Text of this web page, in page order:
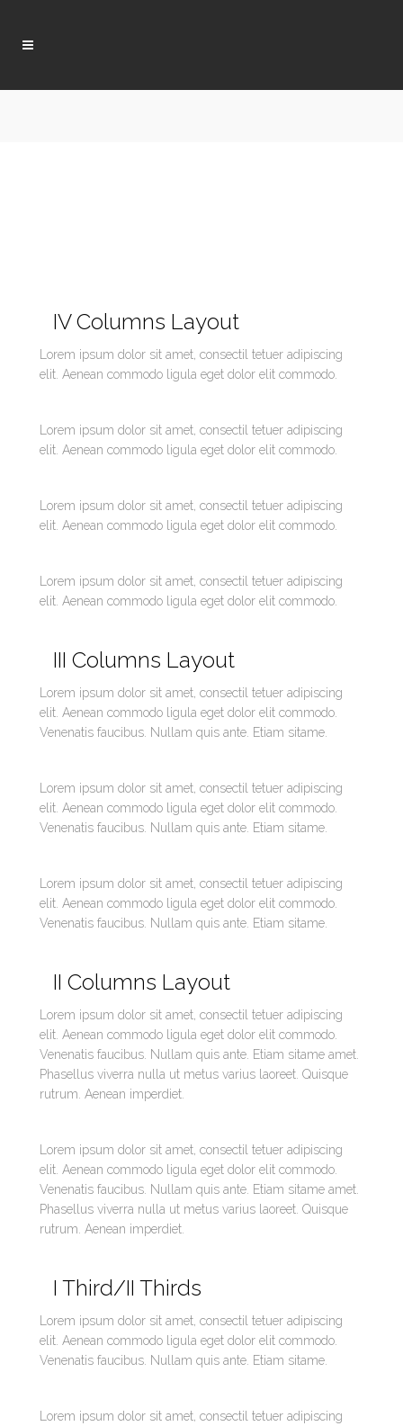
IV Columns Layout
Lorem ipsum dolor sit amet, consectil tetuer adipiscing
elit. Aenean commodo ligula eget dolor elit commodo.
Lorem ipsum dolor sit amet, consectil tetuer adipiscing
elit. Aenean commodo ligula eget dolor elit commodo.
Lorem ipsum dolor sit amet, consectil tetuer adipiscing
elit. Aenean commodo ligula eget dolor elit commodo.
Lorem ipsum dolor sit amet, consectil tetuer adipiscing
elit. Aenean commodo ligula eget dolor elit commodo.
III Columns Layout
Lorem ipsum dolor sit amet, consectil tetuer adipiscing
elit. Aenean commodo ligula eget dolor elit commodo.
Venenatis faucibus. Nullam quis ante. Etiam sitame.
Lorem ipsum dolor sit amet, consectil tetuer adipiscing
elit. Aenean commodo ligula eget dolor elit commodo.
Venenatis faucibus. Nullam quis ante. Etiam sitame.
Lorem ipsum dolor sit amet, consectil tetuer adipiscing
elit. Aenean commodo ligula eget dolor elit commodo.
Venenatis faucibus. Nullam quis ante. Etiam sitame.
II Columns Layout
Lorem ipsum dolor sit amet, consectil tetuer adipiscing
elit. Aenean commodo ligula eget dolor elit commodo.
Venenatis faucibus. Nullam quis ante. Etiam sitame amet.
Phasellus viverra nulla ut metus varius laoreet. Quisque
rutrum. Aenean imperdiet.
Lorem ipsum dolor sit amet, consectil tetuer adipiscing
elit. Aenean commodo ligula eget dolor elit commodo.
Venenatis faucibus. Nullam quis ante. Etiam sitame amet.
Phasellus viverra nulla ut metus varius laoreet. Quisque
rutrum. Aenean imperdiet.
I Third/II Thirds
Lorem ipsum dolor sit amet, consectil tetuer adipiscing
elit. Aenean commodo ligula eget dolor elit commodo.
Venenatis faucibus. Nullam quis ante. Etiam sitame.
Lorem ipsum dolor sit amet, consectil tetuer adipiscing